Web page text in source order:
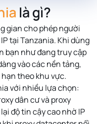
là gì?
gian cho phép người
tại Tanzania. Khi dùng
bạn như đang truy cập
vào các nền tảng,
theo khu vực.
với nhiều lựa chọn:
dân cư và proxy
độ tin cậy cao nhờ IP